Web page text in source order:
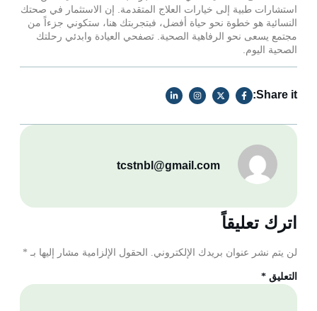
استشارات طبية إلى خيارات العلاج المتقدمة. إن الاستثمار في صحتك
النسائية هو خطوة نحو حياة أفضل، فبتجربتك هنا، ستكوني جزءاً من
مجتمع يسعى نحو الرفاهية الصحية. تصفحي العيادة وابدئي رحلتك
الصحية اليوم.
Share it:
tcstnbl@gmail.com
اترك تعليقاً
لن يتم نشر عنوان بريدك الإلكتروني. الحقول الإلزامية مشار إليها بـ *
التعليق *